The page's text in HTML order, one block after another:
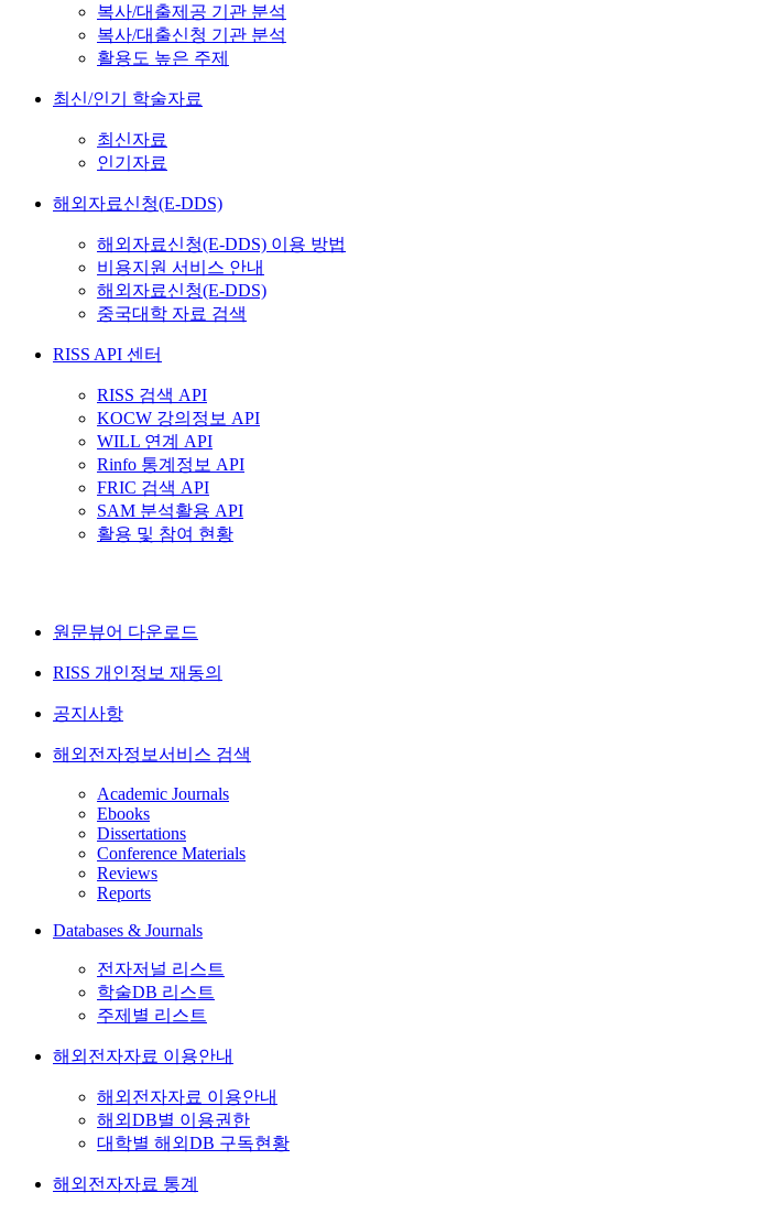
복사/대출제공 기관 분석
복사/대출신청 기관 분석
활용도 높은 주제
최신/인기 학술자료
최신자료
인기자료
해외자료신청(E-DDS)
해외자료신청(E-DDS) 이용 방법
비용지원 서비스 안내
해외자료신청(E-DDS)
중국대학 자료 검색
RISS API 센터
RISS 검색 API
KOCW 강의정보 API
WILL 연계 API
Rinfo 통계정보 API
FRIC 검색 API
SAM 분석활용 API
활용 및 참여 현황
원문뷰어 다운로드
RISS 개인정보 재동의
공지사항
해외전자정보서비스 검색
Academic Journals
Ebooks
Dissertations
Conference Materials
Reviews
Reports
Databases & Journals
전자저널 리스트
학술DB 리스트
주제별 리스트
해외전자자료 이용안내
해외전자자료 이용안내
해외DB별 이용권한
대학별 해외DB 구독현황
해외전자자료 통계